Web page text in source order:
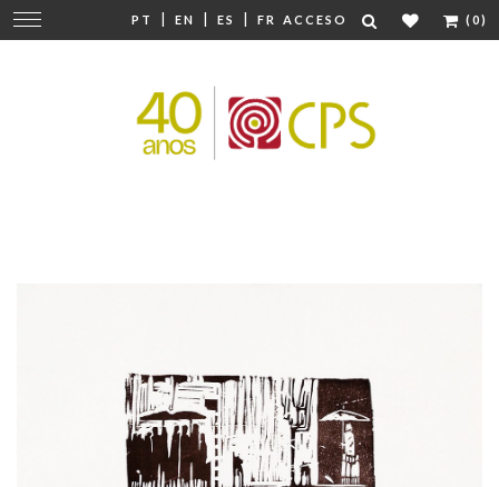
PT | EN | ES | FR ACCESO (0)
Cambiar
navegación